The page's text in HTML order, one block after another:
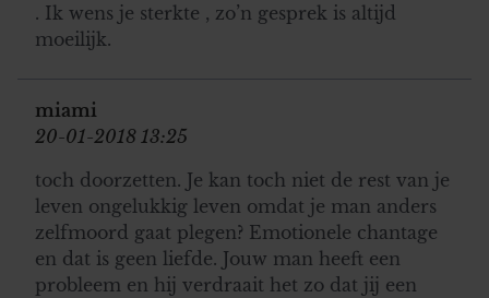
. Ik wens je sterkte , zo’n gesprek is altijd
moeilijk.
miami
20-01-2018 13:25
toch doorzetten. Je kan toch niet de rest van je
leven ongelukkig leven omdat je man anders
zelfmoord gaat plegen? Emotionele chantage
en dat is geen liefde. Jouw man heeft een
probleem en hij verdraait het zo dat jij een